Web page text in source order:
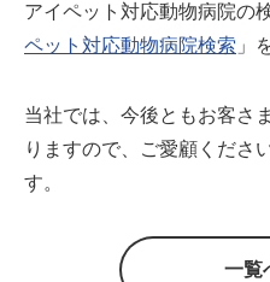
アイペット対応動物病院の
ペット対応動物病院検索 」
当社では、今後ともお客さ
りますので、ご愛顧くださ
す。
一覧